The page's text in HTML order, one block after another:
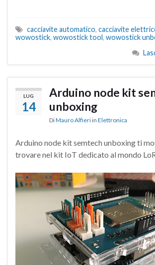
cacciavite automatico, cacciavite
wowostick, wowostick tool, wowostick
LUG
14
Arduino node kit
unboxing
DiMauro Alfieri in Elettronica
Arduino node kit semtech unboxing ti
trovare nel kit IoT dedicato al mondo